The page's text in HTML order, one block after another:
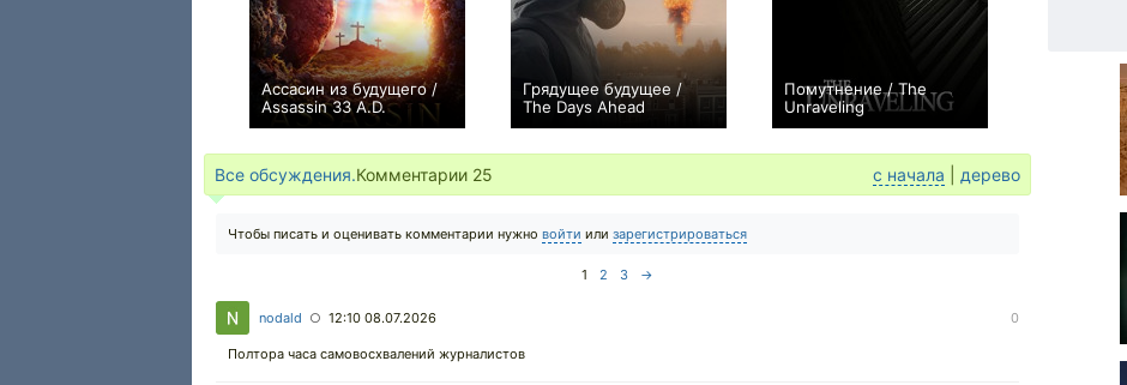
Ассасин из будущего /
Assassin 33 A.D.
+4
Грядущее будущее /
The Days Ahead
+4
Помутнение / The
Unraveling
0
Все обсуждения.Комментарии 25 с начала дерево
Чтобы писать и оценивать комментарии нужно войти или зарегистрироваться
1 2 3 →
nodald ○ 12:10 08.07.2026 0
Полтора часа самовосхвалений журналистов